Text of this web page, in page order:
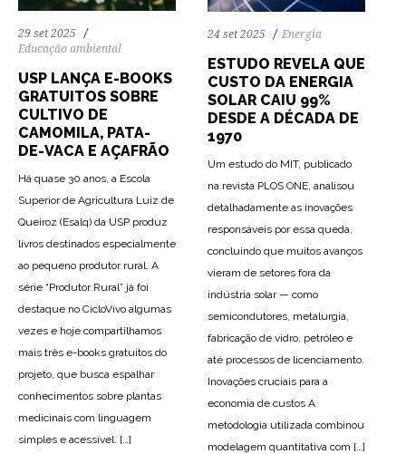
29 set 2025
Educação ambiental
USP LANÇA E-BOOKS
GRATUITOS SOBRE
CULTIVO DE
CAMOMILA, PATA-
DE-VACA E AÇAFRÃO
Há quase 30 anos, a Escola
Superior de Agricultura Luiz de
Queiroz (Esalq) da USP produz
livros destinados especialmente
ao pequeno produtor rural. A
série “Produtor Rural” já foi
destaque no CicloVivo algumas
vezes e hoje compartilhamos
mais três e-books gratuitos do
projeto, que busca espalhar
conhecimentos sobre plantas
medicinais com linguagem
simples e acessível. […]
24 set 2025 Energia
ESTUDO REVELA QUE
CUSTO DA ENERGIA
SOLAR CAIU 99%
DESDE A DÉCADA DE
1970
Um estudo do MIT, publicado
na revista PLOS ONE, analisou
detalhadamente as inovações
responsáveis por essa queda,
concluindo que muitos avanços
vieram de setores fora da
indústria solar — como
semicondutores, metalurgia,
fabricação de vidro, petróleo e
até processos de licenciamento.
Inovações cruciais para a
economia de custos A
metodologia utilizada combinou
modelagem quantitativa com […]